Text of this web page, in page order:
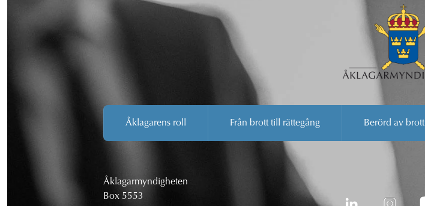
Åklagarens roll Från brott till rättegång Berörd av brott
Åklagarmyndigheten
Box 5553